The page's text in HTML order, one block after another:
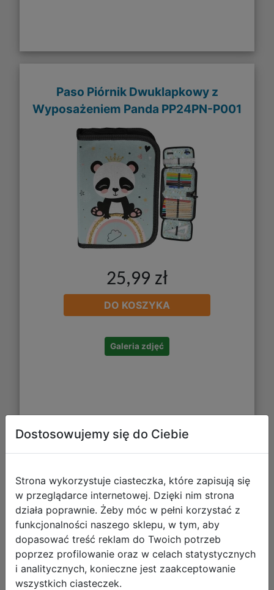
Paso Piórnik Dwuklapkowy z
Wyposażeniem Panda PP24PN-P001
25,99 zł
DO KOSZYKA
Galeria zdjęć
Wyposażeniem Play PP26GH-P001
Dostosowujemy się do Ciebie
Strona wykorzystuje ciasteczka, które zapisują się
w przeglądarce internetowej. Dzięki nim strona
działa poprawnie. Żeby móc w pełni korzystać z
funkcjonalności naszego sklepu, w tym, aby
dopasować treść reklam do Twoich potrzeb
poprzez profilowanie oraz w celach statystycznych
i analitycznych, konieczne jest zaakceptowanie
wszystkich ciasteczek.